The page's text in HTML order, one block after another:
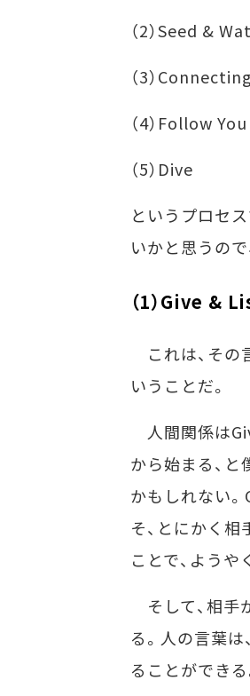
（2）Seed &
（3）
（4）Follow
（5）Dive
というプロセ
いかと思うの
（1）Give &
これは、その
いうことだ。
人間関係は
から始まる、
かもしれない
そ、とにかく
ことで、よう
そして、相手
る。人の言葉
ることができる